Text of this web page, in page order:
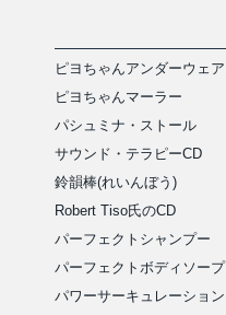
ピヨちゃんアンダーウェア
ピヨちゃんマーラー
パシュミナ・ストール
サウンド・テラピーCD
鈴韻棒(れいんぼう)
Robert Tiso氏のCD
パーフェクトシャンプー
パーフェクトボディソープ
パワーサーキュレーション